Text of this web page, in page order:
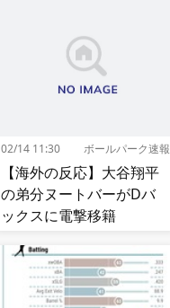
02/14 11:30 ボールパーク速報
【海外の反応】大谷翔平
の弟分ヌートバーがDバ
ックスに電撃移籍